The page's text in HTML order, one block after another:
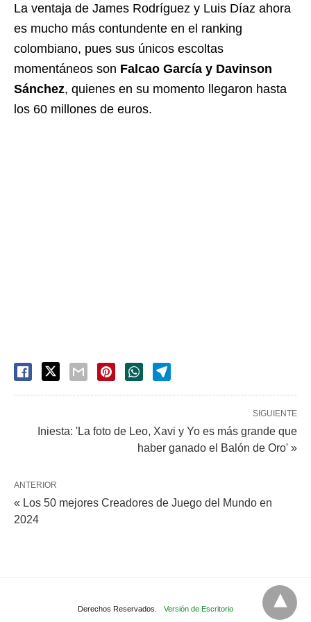
La ventaja de James Rodríguez y Luis Díaz ahora
es mucho más contundente en el ranking
colombiano, pues sus únicos escoltas
momentáneos son Falcao García y Davinson
Sánchez, quienes en su momento llegaron hasta
los 60 millones de euros.
SIGUIENTE
Iniesta: 'La foto de Leo, Xavi y Yo es más grande que
haber ganado el Balón de Oro' »
ANTERIOR
« Los 50 mejores Creadores de Juego del Mundo en
2024
Derechos Reservados. Versión de Escritorio